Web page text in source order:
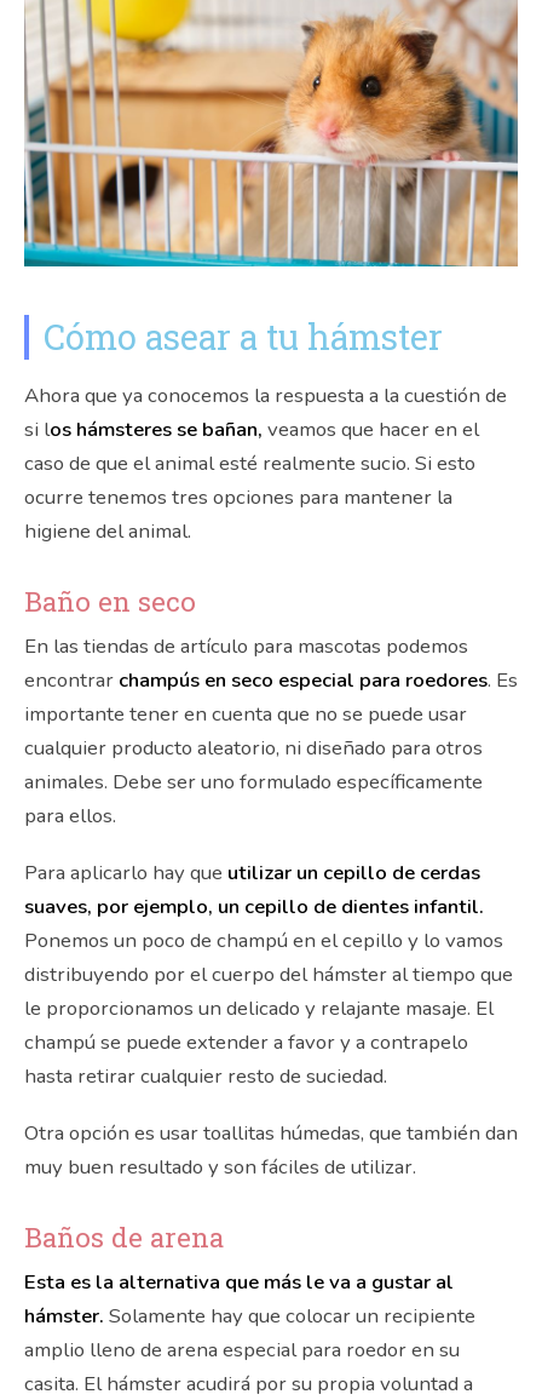
Cómo asear a tu hámster
Ahora que ya conocemos la respuesta a la cuestión de
si los hámsteres se bañan, veamos que hacer en el
caso de que el animal esté realmente sucio. Si esto
ocurre tenemos tres opciones para mantener la
higiene del animal.
Baño en seco
En las tiendas de artículo para mascotas podemos
encontrar champús en seco especial para roedores. Es
importante tener en cuenta que no se puede usar
cualquier producto aleatorio, ni diseñado para otros
animales. Debe ser uno formulado específicamente
para ellos.
Para aplicarlo hay que utilizar un cepillo de cerdas
suaves, por ejemplo, un cepillo de dientes infantil.
Ponemos un poco de champú en el cepillo y lo vamos
distribuyendo por el cuerpo del hámster al tiempo que
le proporcionamos un delicado y relajante masaje. El
champú se puede extender a favor y a contrapelo
hasta retirar cualquier resto de suciedad.
Otra opción es usar toallitas húmedas, que también dan
muy buen resultado y son fáciles de utilizar.
Baños de arena
Esta es la alternativa que más le va a gustar al
hámster. Solamente hay que colocar un recipiente
amplio lleno de arena especial para roedor en su
casita. El hámster acudirá por su propia voluntad a